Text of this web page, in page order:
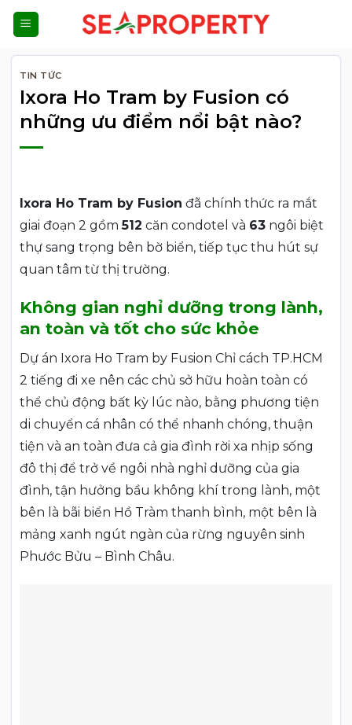
Bỏ
qua
nội
dungTIN TỨC
Ixora Ho Tram by Fusion có
những ưu điểm nổi bật nào?
Ixora Ho Tram by Fusion đã chính thức ra mắt
giai đoạn 2 gồm512 căn condotel và 63 ngôi biệt
thự sang trọng bên bờ biển, tiếp tục thu hút sự
quan tâm từ thị trường.
Không gian nghỉ dưỡng trong lành,
an toàn và tốt cho sức khỏe
Dự án Ixora Ho Tram by Fusion Chỉ cách TP.HCM
2 tiếng đi xe nên các chủ sở hữu hoàn toàn có
thể chủ động bất kỳ lúc nào, bằng phương tiện
di chuyển cá nhân có thể nhanh chóng, thuận
tiện và an toàn đưa cả gia đình rời xa nhịp sống
đô thị để trở về ngôi nhà nghỉ dưỡng của gia
đình, tận hưởng bầu không khí trong lành, một
bên là bãi biển Hồ Tràm thanh bình, một bên là
mảng xanh ngút ngàn của rừng nguyên sinh
Phước Bửu – Bình Châu.